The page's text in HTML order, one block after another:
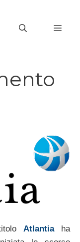
titoloAtlantiaha